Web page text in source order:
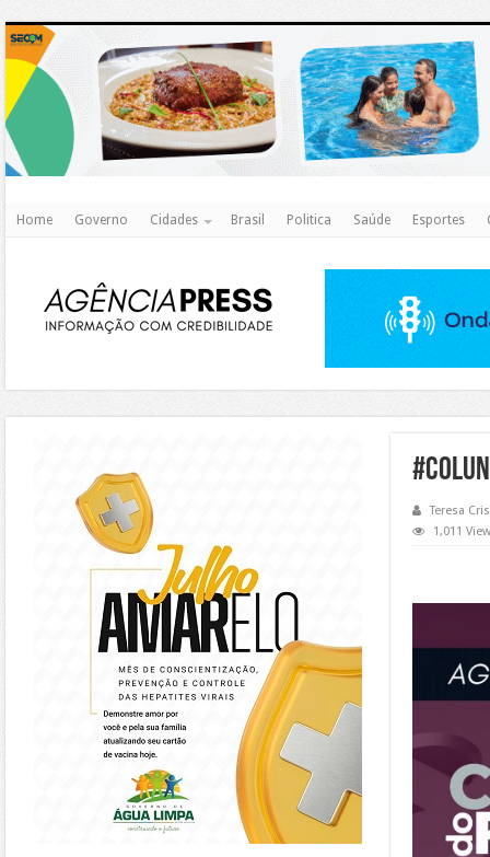
Home Governo Cidades Brasil Politica Saúde Esportes
Teresa
1,011